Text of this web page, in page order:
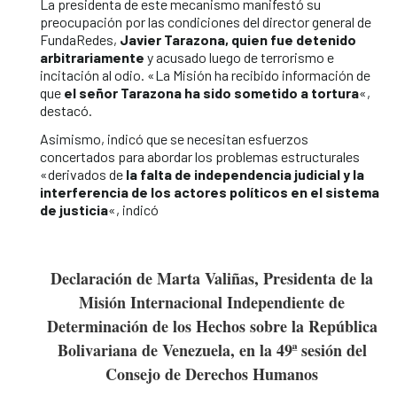
La presidenta de este mecanismo manifestó su
preocupación por las condiciones del director general de
FundaRedes, Javier Tarazona, quien fue detenido
arbitrariamente y acusado luego de terrorismo e
incitación al odio. «La Misión ha recibido información de
que el señor Tarazona ha sido sometido a tortura«,
destacó.
Asimismo, indicó que se necesitan esfuerzos
concertados para abordar los problemas estructurales
«derivados de la falta de independencia judicial y la
interferencia de los actores políticos en el sistema
de justicia«, indicó
Declaración de Marta Valiñas, Presidenta de la
MisiónInternacional Independiente de
Determinación de los Hechossobre la República
Bolivariana de Venezuela, en la 49ª sesión del
Consejo de Derechos Humanos